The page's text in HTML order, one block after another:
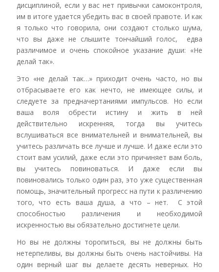
дисциплиной, если у вас нет привычки самоконтроля,
им в итоге удается убедить вас в своей правоте. И как
я только что говорила, они создают столько шума,
что вы даже не слышите тончайший голос, едва
различимое и очень спокойное указание души: «Не
делай так».
Это «не делай так…» приходит очень часто, но вы
отбрасываете его как нечто, не имеющее силы, и
следуете за предначертаниями импульсов. Но если
ваша воля обрести истину и жить в ней
действительно искренняя, тогда вы учитесь
вслушиваться все внимательней и внимательней, вы
учитесь различать все лучше и лучше. И даже если это
стоит вам усилий, даже если это причиняет вам боль,
вы учитесь повиноваться. И даже если вы
повиновались только один раз, это уже существенная
помощь, значительный прогресс на пути к различению
того, что есть ваша душа, а что – нет. С этой
способностью различения и необходимой
искренностью вы обязательно достигнете цели.
Но вы не должны торопиться, вы не должны быть
нетерпеливы, вы должны быть очень настойчивы. На
один верный шаг вы делаете десять неверных. Но